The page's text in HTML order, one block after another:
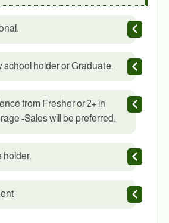
school holder or Graduate.
from Fresher or 2+ in
-Sales will be preferred.
holder.